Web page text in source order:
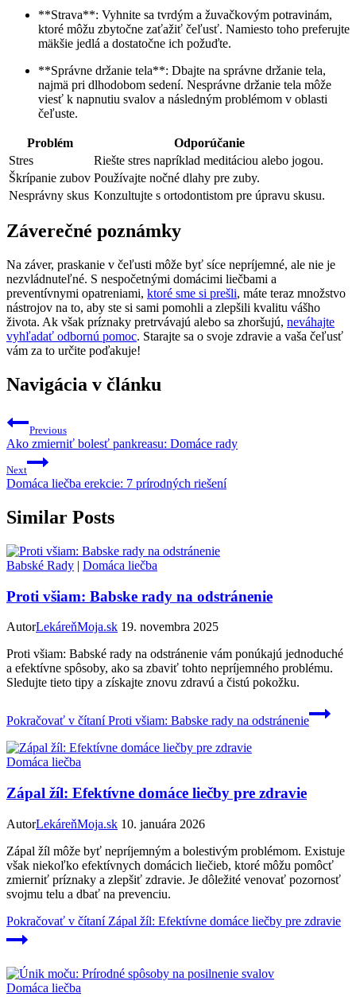
**Strava**: Vyhnite sa tvrdým a žuvačkovým potravinám,
ktoré môžu zbytočne zaťažiť čeľusť. Namiesto toho preferujte
mäkšie jedlá a dostatočne ich požuďte.
**Správne držanie tela**: Dbajte na správne držanie tela,
najmä pri dlhodobom sedení. Nesprávne držanie tela môže
viesť k napnutiu svalov a následným problémom v oblasti
čeľuste.
Problém
Odporúčanie
Stres
Riešte stres napríklad meditáciou alebo jogou.
Škrípanie zubov Používajte nočné dlahy pre zuby.
Nesprávny skus Konzultujte s ortodontistom pre úpravu skusu.
Záverečné poznámky
Na záver, praskanie v čeľusti môže byť síce nepríjemné, ale nie je
nezvládnuteľné. S nespočetnými domácimi liečbami a
preventívnymi opatreniami, ktoré sme si prešli, máte teraz množstvo
nástrojov na to, aby ste si sami pomohli a zlepšili kvalitu vášho
života. Ak však príznaky pretrvávajú alebo sa zhoršujú, neváhajte
vyhľadať odbornú pomoc. Starajte sa o svoje zdravie a vaša čeľusť
vám za to určite poďakuje!
Navigácia v článku
Previous
Ako zmierniť bolesť pankreasu: Domáce rady
Next
Domáca liečba erekcie: 7 prírodných riešení
Similar Posts
Babské Rady | Domáca liečba
Proti všiam: Babske rady na odstránenie
AutorLekáreňMoja.sk 19. novembra 2025
Proti všiam: Babské rady na odstránenie vám ponúkajú jednoduché
a efektívne spôsoby, ako sa zbaviť tohto nepríjemného problému.
Sledujte tieto tipy a získajte znovu zdravú a čistú pokožku.
Pokračovať v čítaníProti všiam: Babske rady na odstránenie
Domáca liečba
Zápal žíl: Efektívne domáce liečby pre zdravie
AutorLekáreňMoja.sk 10. januára 2026
Zápal žíl môže byť nepríjemným a bolestivým problémom. Existuje
však niekoľko efektívnych domácich liečieb, ktoré môžu pomôcť
zmierniť príznaky a zlepšiť zdravie. Je dôležité venovať pozornosť
svojmu telu a dbať na prevenciu.
Pokračovať v čítaníZápal žíl: Efektívne domáce liečby pre zdravie
Domáca liečba